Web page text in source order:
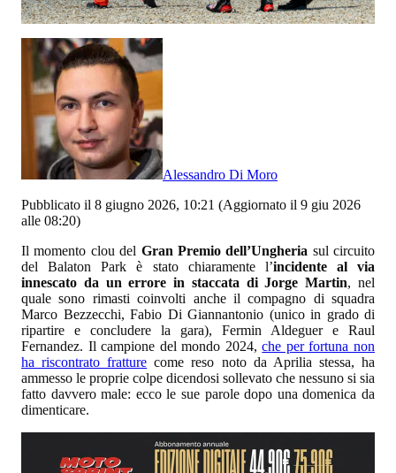
Alessandro Di Moro
Pubblicato il 8 giugno 2026, 10:21 (Aggiornato il 9 giu 2026
alle 08:20)
Il momento clou del Gran Premio dell’Ungheria sul circuito
del Balaton Park è stato chiaramente l’incidente al via
innescato da un errore in staccata di Jorge Martin, nel
quale sono rimasti coinvolti anche il compagno di squadra
Marco Bezzecchi, Fabio Di Giannantonio (unico in grado di
ripartire e concludere la gara), Fermin Aldeguer e Raul
Fernandez. Il campione del mondo 2024,che per fortuna non
ha riscontrato fratture come reso noto da Aprilia stessa, ha
ammesso le proprie colpe dicendosi sollevato che nessuno si sia
fatto davvero male: ecco le sue parole dopo una domenica da
dimenticare.